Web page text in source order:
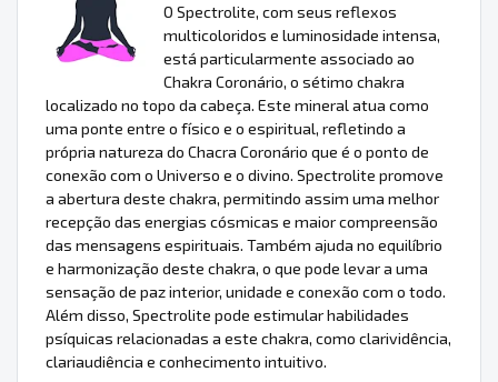
O Spectrolite, com seus reflexos
multicoloridos e luminosidade intensa,
está particularmente associado ao
Chakra Coronário, o sétimo chakra
localizado no topo da cabeça. Este mineral atua como
uma ponte entre o físico e o espiritual, refletindo a
própria natureza do Chacra Coronário que é o ponto de
conexão com o Universo e o divino. Spectrolite promove
a abertura deste chakra, permitindo assim uma melhor
recepção das energias cósmicas e maior compreensão
das mensagens espirituais. Também ajuda no equilíbrio
e harmonização deste chakra, o que pode levar a uma
sensação de paz interior, unidade e conexão com o todo.
Além disso, Spectrolite pode estimular habilidades
psíquicas relacionadas a este chakra, como clarividência,
clariaudiência e conhecimento intuitivo.